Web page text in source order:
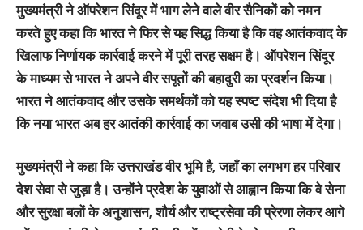
मुख्यमंत्री ने ऑपरेशन सिंदूर में भाग लेने वाले वीर सैनिकों को नमन
करते हुए कहा कि भारत ने फिर से यह सिद्ध किया है कि वह आतंकवाद के
खिलाफ निर्णायक कार्रवाई करने में पूरी तरह सक्षम है। ऑपरेशन सिंदूर
के माध्यम से भारत ने अपने वीर सपूतों की बहादुरी का प्रदर्शन किया।
भारत ने आतंकवाद और उसके समर्थकों को यह स्पष्ट संदेश भी दिया है
कि नया भारत अब हर आतंकी कार्रवाई का जवाब उसी की भाषा में देगा।
मुख्यमंत्री ने कहा कि उत्तराखंड वीर भूमि है, जहाँ का लगभग हर परिवार
देश सेवा से जुड़ा है। उन्होंने प्रदेश के युवाओं से आह्वान किया कि वे सेना
और सुरक्षा बलों के अनुशासन, शौर्य और राष्ट्रसेवा की प्रेरणा लेकर आगे